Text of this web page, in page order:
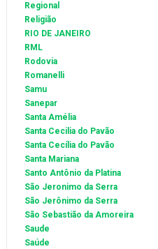
Regional
Religião
RIO DE JANEIRO
RML
Rodovia
Romanelli
Samu
Sanepar
Santa Amélia
Santa Cecilia do Pavão
Santa Cecília do Pavão
Santa Mariana
Santo Antônio da Platina
São Jeronimo da Serra
São Jerônimo da Serra
São Sebastião da Amoreira
Saude
Saúde